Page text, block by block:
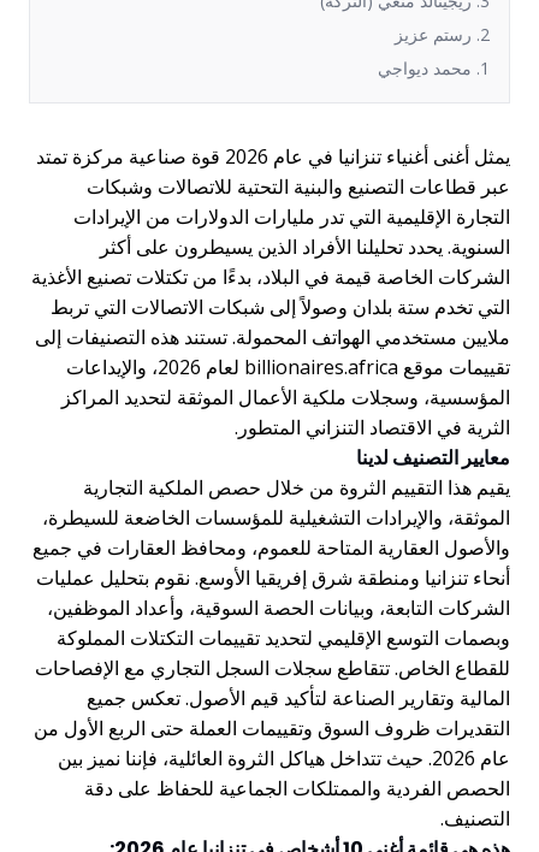
يمثل أغنى أغنياء تنزانيا في عام 2026 قوة صناعية مركزة تمتد
عبر قطاعات التصنيع والبنية التحتية للاتصالات وشبكات
التجارة الإقليمية التي تدر مليارات الدولارات من الإيرادات
السنوية. يحدد تحليلنا الأفراد الذين يسيطرون على أكثر
الشركات الخاصة قيمة في البلاد، بدءًا من تكتلات تصنيع الأغذية
التي تخدم ستة بلدان وصولاً إلى شبكات الاتصالات التي تربط
ملايين مستخدمي الهواتف المحمولة. تستند هذه التصنيفات إلى
تقييمات موقع billionaires.africa لعام 2026، والإيداعات
المؤسسية، وسجلات ملكية الأعمال الموثقة لتحديد المراكز
الثرية في الاقتصاد التنزاني المتطور.
معايير التصنيف لدينا
يقيم هذا التقييم الثروة من خلال حصص الملكية التجارية
الموثقة، والإيرادات التشغيلية للمؤسسات الخاضعة للسيطرة،
والأصول العقارية المتاحة للعموم، ومحافظ العقارات في جميع
أنحاء تنزانيا ومنطقة شرق إفريقيا الأوسع. نقوم بتحليل عمليات
الشركات التابعة، وبيانات الحصة السوقية، وأعداد الموظفين،
وبصمات التوسع الإقليمي لتحديد تقييمات التكتلات المملوكة
للقطاع الخاص. تتقاطع سجلات السجل التجاري مع الإفصاحات
المالية وتقارير الصناعة لتأكيد قيم الأصول. تعكس جميع
التقديرات ظروف السوق وتقييمات العملة حتى الربع الأول من
عام 2026. حيث تتداخل هياكل الثروة العائلية، فإننا نميز بين
الحصص الفردية والممتلكات الجماعية للحفاظ على دقة
التصنيف.